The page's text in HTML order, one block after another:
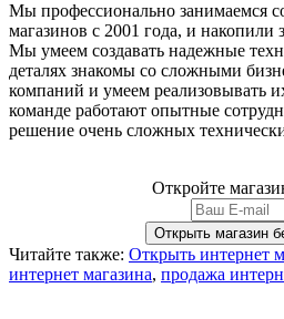
Мы профессионально занимаемся
магазинов с 2001 года, и накопили
Мы умеем создавать надежные
деталях знакомы со сложными
компаний и умеем реализовывать
команде работают опытные
решение очень сложных
Откройте
Читайте также: Открыть интернет
интернет магазина, продажа